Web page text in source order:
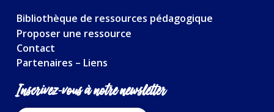
Bibliothèque de ressources pédagogique
Proposer une ressource
Contact
Partenaires – Liens
Inscrivez-vous à notre newsletter